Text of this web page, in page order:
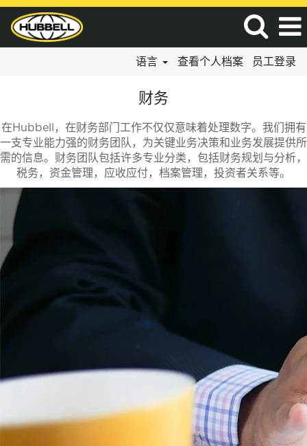
语言 查看个人档案 员工登录
计
财务
在Hubbell，在财务部门工作不仅仅意味着处理数字。我们拥有
一支专业能力强的财务团队，为关键业务决策和业务发展提供所
需的信息。财务团队包括许多专业分类，包括财务规划与分析，
税务，资金管理，应收应付，档案管理，投资者关系等。